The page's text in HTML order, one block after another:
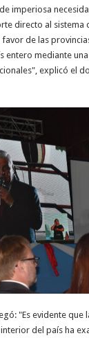
imperiosa
directo al sistema
de las
entero mediante
explicó el
"Es evidente que
del país ha